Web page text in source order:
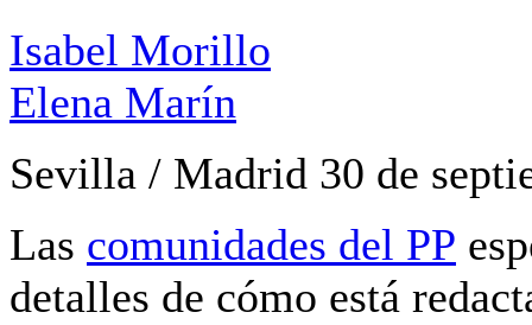
Isabel Morillo
Elena Marín
Sevilla / Madrid 30 de
Las comunidades del PP
detalles de cómo está